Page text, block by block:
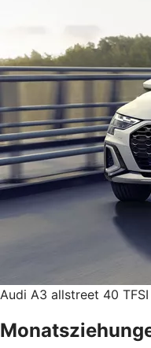
Audi A3 allstreet 40